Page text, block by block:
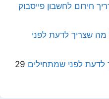
חירום לחשבון פייסבוק
מה שצריך לדעת לפני
לדעת לפני שמתחילים 29